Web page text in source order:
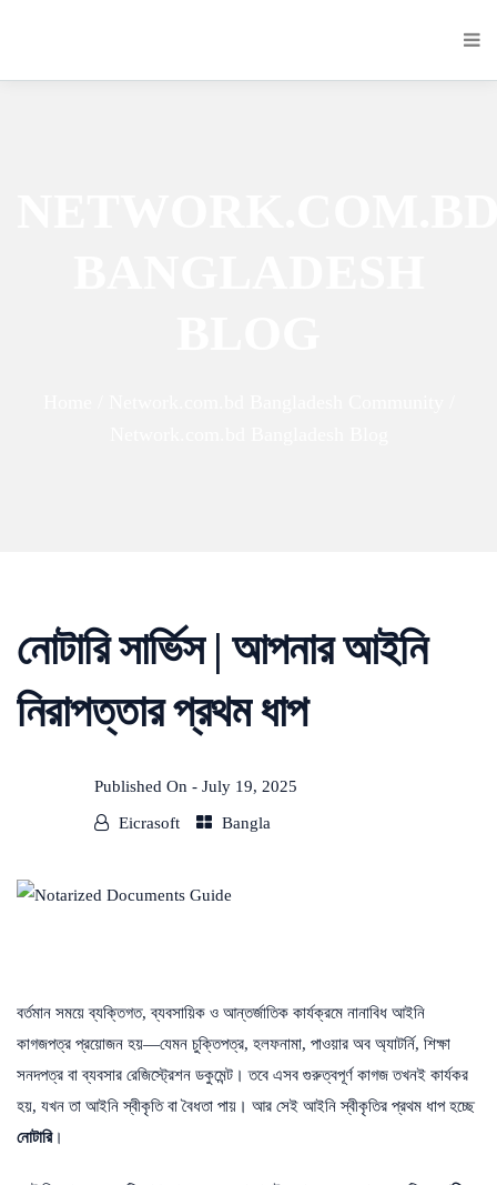
নোটারি সার্ভিস | আপনার আইনি
নিরাপত্তার প্রথম ধাপ
Published On - July 19, 2025
Eicrasoft Bangla
বর্তমান সময়ে ব্যক্তিগত, ব্যবসায়িক ও আন্তর্জাতিক কার্যক্রমে নানাবিধ আইনি
কাগজপত্র প্রয়োজন হয়—যেমন চুক্তিপত্র, হলফনামা, পাওয়ার অব অ্যাটর্নি, শিক্ষা
সনদপত্র বা ব্যবসার রেজিস্ট্রেশন ডকুমেন্ট। তবে এসব গুরুত্বপূর্ণ কাগজ তখনই কার্যকর
হয়, যখন তা আইনি স্বীকৃতি বা বৈধতা পায়। আর সেই আইনি স্বীকৃতির প্রথম ধাপ হচ্ছে
নোটারি।